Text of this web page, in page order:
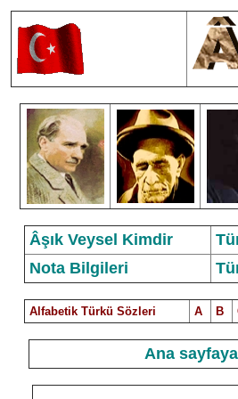
Âşık Veysel Kimdir
Nota Bilgileri
Alfabetik Türkü Sözleri A B
Ana